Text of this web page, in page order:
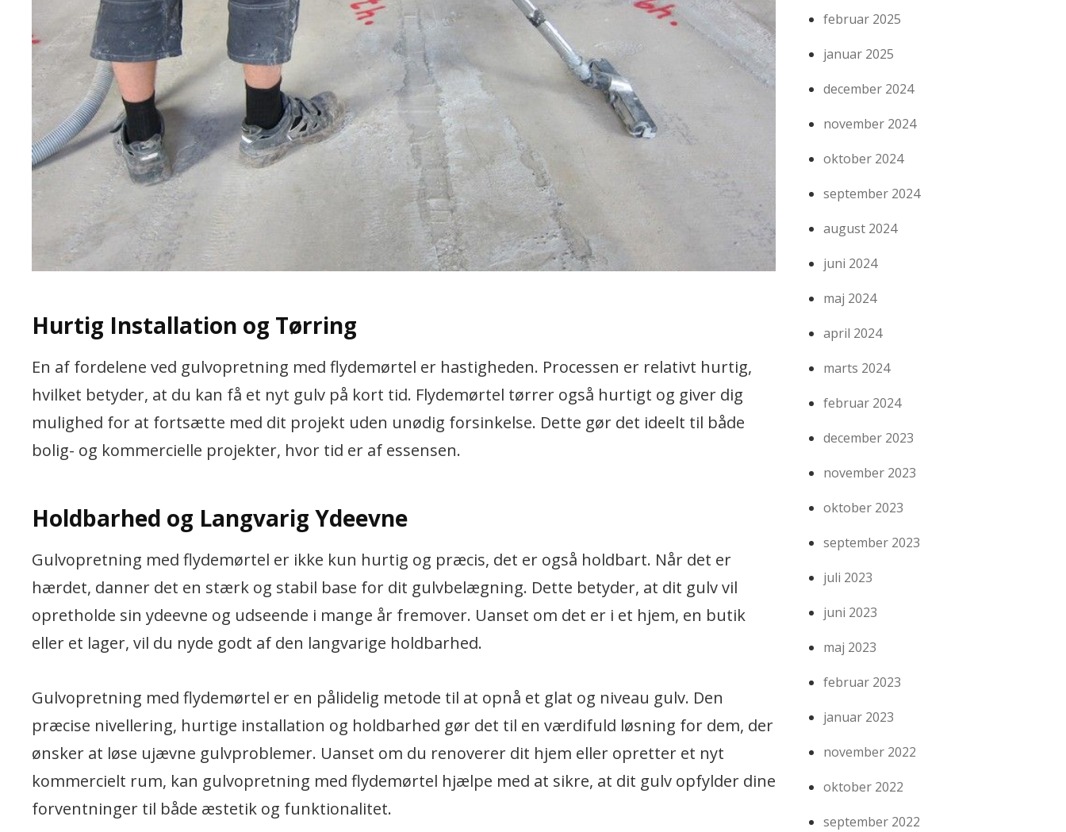
Hurtig Installation og Tørring
En af fordelene ved gulvopretning med flydemørtel er hastigheden. Processen er relativt hurtig,
hvilket betyder, at du kan få et nyt gulv på kort tid. Flydemørtel tørrer også hurtigt og giver dig
mulighed for at fortsætte med dit projekt uden unødig forsinkelse. Dette gør det ideelt til både
bolig- og kommercielle projekter, hvor tid er af essensen.
Holdbarhed og Langvarig Ydeevne
Gulvopretning med flydemørtel er ikke kun hurtig og præcis, det er også holdbart. Når det er
hærdet, danner det en stærk og stabil base for dit gulvbelægning. Dette betyder, at dit gulv vil
opretholde sin ydeevne og udseende i mange år fremover. Uanset om det er i et hjem, en butik
eller et lager, vil du nyde godt af den langvarige holdbarhed.
Gulvopretning med flydemørtel er en pålidelig metode til at opnå et glat og niveau gulv. Den
præcise nivellering, hurtige installation og holdbarhed gør det til en værdifuld løsning for dem, der
ønsker at løse ujævne gulvproblemer. Uanset om du renoverer dit hjem eller opretter et nyt
kommercielt rum, kan gulvopretning med flydemørtel hjælpe med at sikre, at dit gulv opfylder dine
forventninger til både æstetik og funktionalitet.
februar 2025
januar 2025
december 2024
november 2024
oktober 2024
september 2024
august 2024
juni 2024
maj 2024
april 2024
marts 2024
februar 2024
december 2023
november 2023
oktober 2023
september 2023
juli 2023
juni 2023
maj 2023
februar 2023
januar 2023
november 2022
oktober 2022
september 2022